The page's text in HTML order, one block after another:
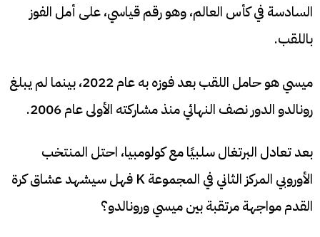
السادسة في كأس العالم، وهو رقم قياسي، على أمل الفوز
باللقب.
ميسي هو حامل اللقب بعد فوزه به عام 2022، بينما لم يبلغ
رونالدو الدور نصف النهائي منذ مشاركته الأولى عام 2006.
بعد تعادل البرتغال سلبيًا مع كولومبيا، احتل المنتخب
الأوروبي المركز الثاني في المجموعة K فهل سيشهد عشاق كرة
القدم مواجهة مرتقبة بين ميسي ورونالدو؟